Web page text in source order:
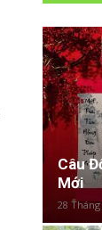
Câu
Mới
28